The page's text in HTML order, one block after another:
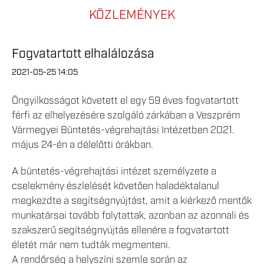
KÖZLEMÉNYEK
Fogvatartott elhalálozása
2021-05-25 14:05
Öngyilkosságot követett el egy 59 éves fogvatartott
férfi az elhelyezésére szolgáló zárkában a Veszprém
Vármegyei Büntetés-végrehajtási Intézetben 2021.
május 24-én a délelőtti órákban.
A büntetés-végrehajtási intézet személyzete a
cselekmény észlelését követően haladéktalanul
megkezdte a segítségnyújtást, amit a kiérkező mentők
munkatársai tovább folytattak, azonban az azonnali és
szakszerű segítségnyújtás ellenére a fogvatartott
életét már nem tudták megmenteni.
A rendőrség a helyszíni szemle során az